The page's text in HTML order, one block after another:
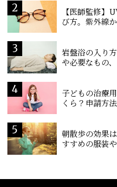
【医師監修】
び方。紫外線
岩盤浴の入り
や必要なもの
子どもの治療
くら？申請方
朝散歩の効果
すすめの服装